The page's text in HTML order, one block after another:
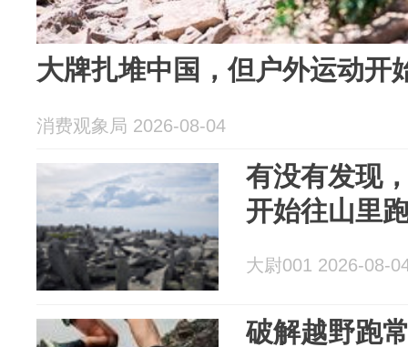
大牌扎堆中国，但户外运动开
消费观象局 2026-08-04
有没有发现
开始往山里
大尉001 2026-08-
破解越野跑